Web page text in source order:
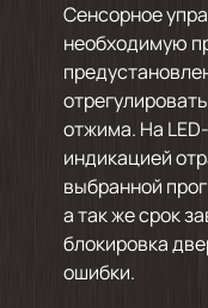
Сенсорное
необходимую
отжима. На
индикацией
выбранной
а так же срок
блокировка
ошибки.